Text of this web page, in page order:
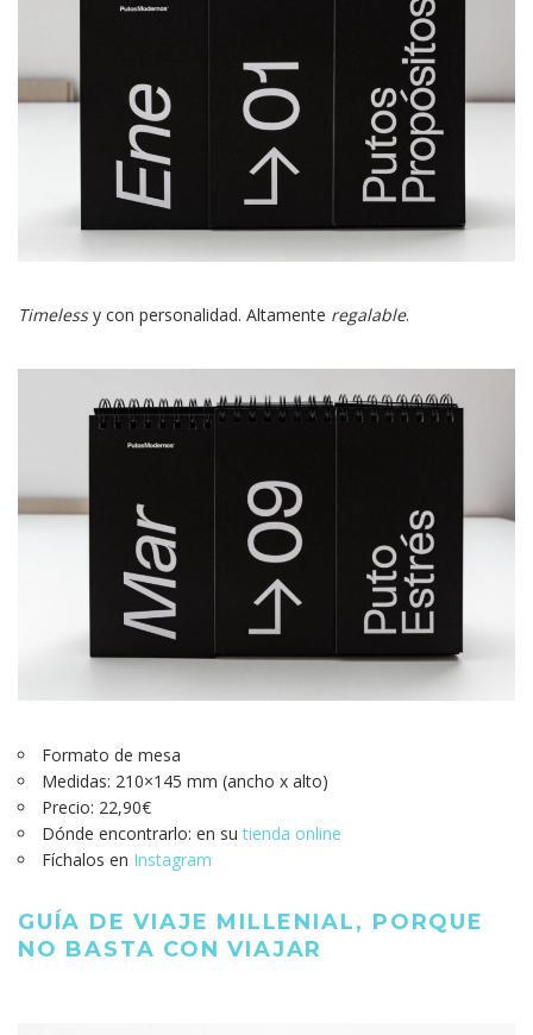
Timelessy con personalidad. Altamente regalable.
Formato de mesa
Medidas: 210×145 mm (ancho x alto)
Precio: 22,90€
Dónde encontrarlo: en sutienda online
Fíchalos en Instagram
GUÍA DE VIAJE MILLENIAL, PORQUE
NO BASTA CON VIAJAR